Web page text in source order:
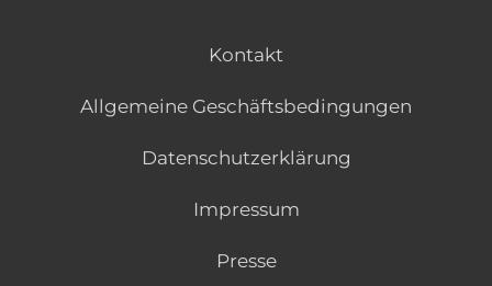
Kontakt
Allgemeine Geschäftsbedingungen
Datenschutzerklärung
Impressum
Presse